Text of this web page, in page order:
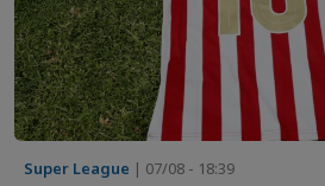
Super League | 07/08 - 18:39